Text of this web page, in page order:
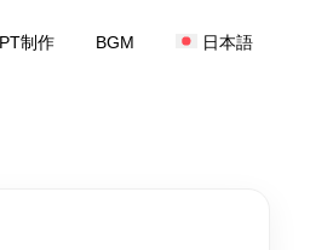
制作 BGM 日本語